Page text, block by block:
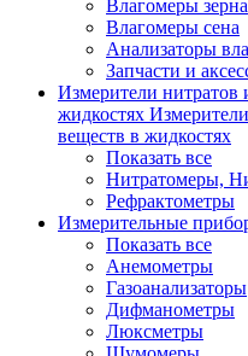
Влагомеры зерна
Влагомеры сена
Анализаторы
Запчасти и
Измерители нитратов
жидкостях
веществ в жидкостях
Показать все
Нитратомеры,
Рефрактометры
Измерительные
Показать все
Анемометры
Газоанализаторы
Дифманометры
Люксметры